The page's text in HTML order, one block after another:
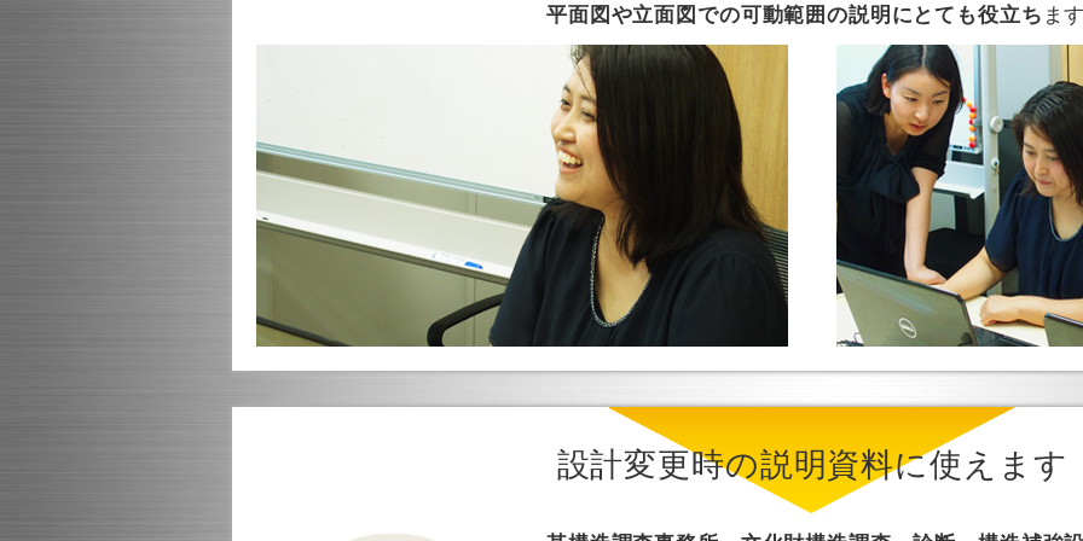
平面図や立面図での可動範囲の説明にとても役立ち ま
設計変更時の説明資料に使えます